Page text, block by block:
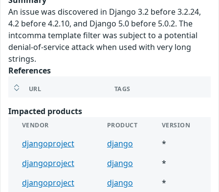
An issue was discovered in Django 3.2 before 3.2.24,
4.2 before 4.2.10, and Django 5.0 before 5.0.2. The
intcomma template filter was subject to a potential
denial-of-service attack when used with very long
strings.
References
URL TAGS
Impacted products
VENDOR PRODUCT VERSION
djangoproject django
*
djangoproject
django
*
djangoproject
django *